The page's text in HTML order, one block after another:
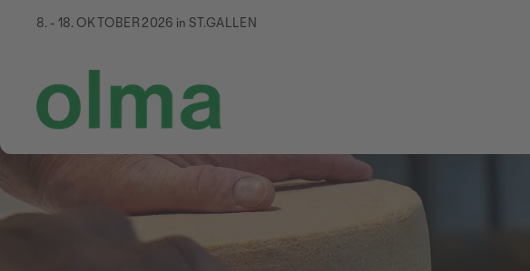
8. - 18. OKTOBER 2026 in ST.GALLEN